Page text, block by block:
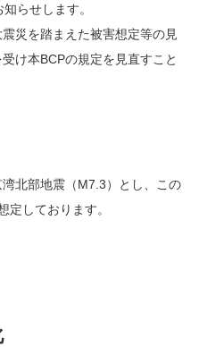
らせします。
災を踏まえた被害想定等の見
け本BCPの規定を見直すこと
北部地震（M7.3）とし、この
定しております。